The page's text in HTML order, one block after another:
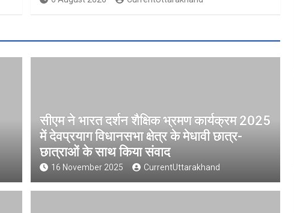
सीएम ने भारत दर्शन शैक्षिक भ्रमण कार्यक्रम 2025
में देवप्रयाग विधानसभा क्षेत्र के मेधावी छात्र-
छात्राओं के साथ किया संवाद
16 November 2025 CurrentUttarakhand